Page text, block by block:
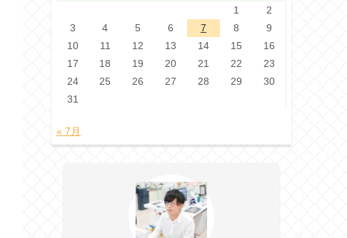
1
2
3
4 5 6 7 8
9
10
11 12 13 14 15
16
17
18 19 20 21 22
23
24
25 26 27 28 29
30
31
« 7月